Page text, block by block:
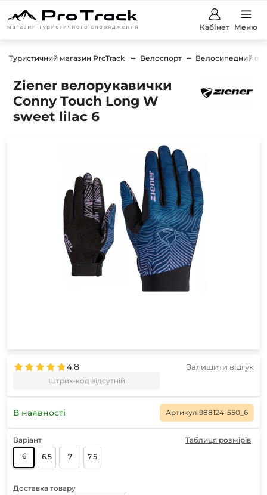
Кабінет Меню
Туристичний магазин ProTrack Велоспорт Велосипедний
Ziener велорукавички
Conny Touch Long W
sweet lilac 6
4.8
Штрих-код відсутній
Залишити відгук
В наявності Артикул:988124-550_6
Варіант
Таблиця розмірів
6
6.5 7 7.5
Доставка товару